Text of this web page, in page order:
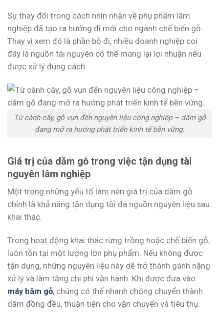
Sự thay đổi trong cách nhìn nhận về phụ phẩm lâm
nghiệp đã tạo ra hướng đi mới cho ngành chế biến gỗ.
Thay vì xem đó là phần bỏ đi, nhiều doanh nghiệp coi
đây là nguồn tài nguyên có thể mang lại lợi nhuận nếu
được xử lý đúng cách.
Từ cành cây, gỗ vụn đến nguyên liệu công nghiệp – dăm gỗ
đang mở ra hướng phát triển kinh tế bền vững.
Giá trị của dăm gỗ trong việc tận dụng tài
nguyên lâm nghiệp
Một trong những yếu tố làm nên giá trị của dăm gỗ
chính là khả năng tận dụng tối đa nguồn nguyên liệu sau
khai thác.
Trong hoạt động khai thác rừng trồng hoặc chế biến gỗ,
luôn tồn tại một lượng lớn phụ phẩm. Nếu không được
tận dụng, những nguyên liệu này dễ trở thành gánh nặng
xử lý và làm tăng chi phí vận hành. Khi được đưa vào
máy băm gỗ, chúng có thể nhanh chóng chuyển thành
dăm đồng đều, thuận tiện cho vận chuyển và tiêu thụ.